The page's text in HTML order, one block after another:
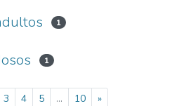
1
1
3 4 5 ... 10 »